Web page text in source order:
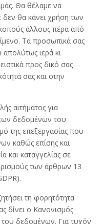
Θα θέλαμε να
δεν θα κάνει χρήση των
άλλους πέρα από
Τα προσωπικά σας
ιερά κι
προς δικό σας
σας και στην
αιτήματος για
δεδομένων του
της επεξεργασίας που
καθώς επίσης και
και καταγγελίας σε
των άρθρων 13
τη φορητότητα
δίνει ο Κανονισμός
δεδομένων. Για τυχόν